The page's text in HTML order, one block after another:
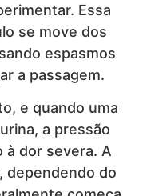
Essa
se move dos
espasmos
a passagem.
e quando uma
a pressão
à dor severa. A
dependendo do